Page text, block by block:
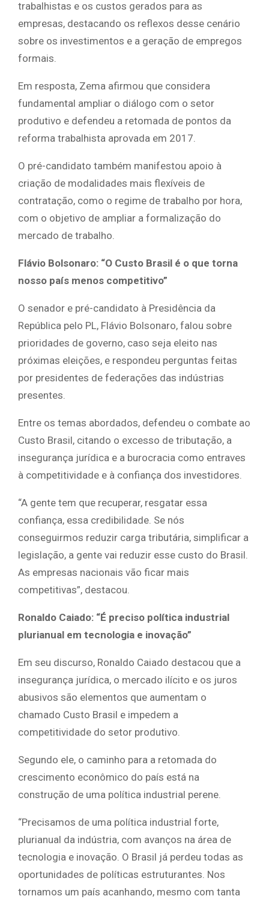
trabalhistas e os custos gerados para as
empresas, destacando os reflexos desse cenário
sobre os investimentos e a geração de empregos
formais.
Em resposta, Zema afirmou que considera
fundamental ampliar o diálogo com o setor
produtivo e defendeu a retomada de pontos da
reforma trabalhista aprovada em 2017.
O pré-candidato também manifestou apoio à
criação de modalidades mais flexíveis de
contratação, como o regime de trabalho por hora,
com o objetivo de ampliar a formalização do
mercado de trabalho.
Flávio Bolsonaro: “O Custo Brasil é o que torna
nosso país menos competitivo”
O senador e pré-candidato à Presidência da
República pelo PL, Flávio Bolsonaro, falou sobre
prioridades de governo, caso seja eleito nas
próximas eleições, e respondeu perguntas feitas
por presidentes de federações das indústrias
presentes.
Entre os temas abordados, defendeu o combate ao
Custo Brasil, citando o excesso de tributação, a
insegurança jurídica e a burocracia como entraves
à competitividade e à confiança dos investidores.
“A gente tem que recuperar, resgatar essa
confiança, essa credibilidade. Se nós
conseguirmos reduzir carga tributária, simplificar a
legislação, a gente vai reduzir esse custo do Brasil.
As empresas nacionais vão ficar mais
competitivas”, destacou.
Ronaldo Caiado: “É preciso política industrial
plurianual em tecnologia e inovação”
Em seu discurso, Ronaldo Caiado destacou que a
insegurança jurídica, o mercado ilícito e os juros
abusivos são elementos que aumentam o
chamado Custo Brasil e impedem a
competitividade do setor produtivo.
Segundo ele, o caminho para a retomada do
crescimento econômico do país está na
construção de uma política industrial perene.
“Precisamos de uma política industrial forte,
plurianual da indústria, com avanços na área de
tecnologia e inovação. O Brasil já perdeu todas as
oportunidades de políticas estruturantes. Nos
tornamos um país acanhando, mesmo com tanta